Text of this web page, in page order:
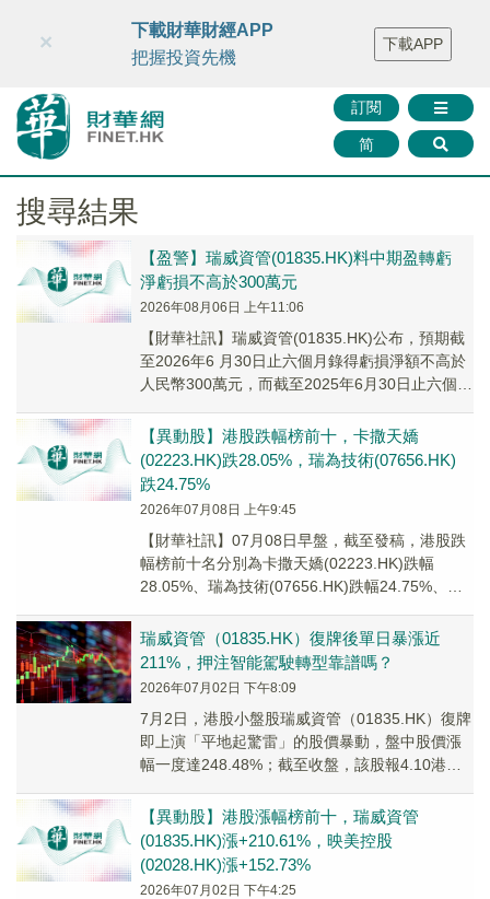
財華智庫網 FINTV FINMETA 財華證券 媒體矩陣
智庫沙龍
聯絡我們
訂閱
简
×
下載財華財經APP
把握投資先機
下載APP
搜尋結果
【盈警】瑞威資管(01835.HK)料中期盈轉虧
淨虧損不高於300萬元
2026年08月06日 上午11:06
【財華社訊】瑞威資管(01835.HK)公布，預期截
至2026年6 月30日止六個月錄得虧損淨額不高於
人民幣300萬元，而截至2025年6月30日止六個月
【異動股】港股跌幅榜前十，卡撒天嬌
(02223.HK)跌28.05%，瑞為技術(07656.HK)
跌24.75%
2026年07月08日 上午9:45
【財華社訊】07月08日早盤，截至發稿，港股跌
幅榜前十名分別為卡撒天嬌(02223.HK)跌幅
28.05%、瑞為技術(07656.HK)跌幅24.75%、量
瑞威資管（01835.HK）復牌後單日暴漲近
211%，押注智能駕駛轉型靠譜嗎？
2026年07月02日 下午8:09
7月2日，港股小盤股瑞威資管（01835.HK）復牌
即上演「平地起驚雷」的股價暴動，盤中股價漲
幅一度達248.48%；截至收盤，該股報4.10港
【異動股】港股漲幅榜前十，瑞威資管
(01835.HK)漲+210.61%，映美控股
(02028.HK)漲+152.73%
2026年07月02日 下午4:25